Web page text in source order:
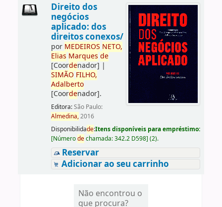
Direito dos
negócios
aplicado: dos
direitos conexos/
por MEDEIROS NETO,
Elias Marques de
[Coordenador] |
SIMÃO FILHO,
Adalberto
[Coordenador].
Editora:São Paulo:
Almedina,2016
Disponibilidade:Itens disponíveis para empréstimo:
[Númerodechamada:342.2 D598] (2).
Reservar
Adicionar ao seu carrinho
Não encontrou o
que procura?